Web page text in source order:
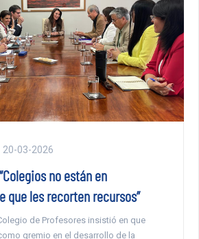
20-03-2026
no están en
que les recorten recursos”
de Profesores insistió en que
gremio en el desarrollo de la